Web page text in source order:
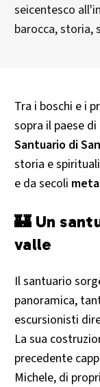
seicentesco
barocca, storia,
Tra i boschi e i
sopra il paese di
Santuario di
storia e
e da secoli
🏰 Un
valle
Il santuario
panoramica,
escursionisti
La sua
precedente
Michele, di